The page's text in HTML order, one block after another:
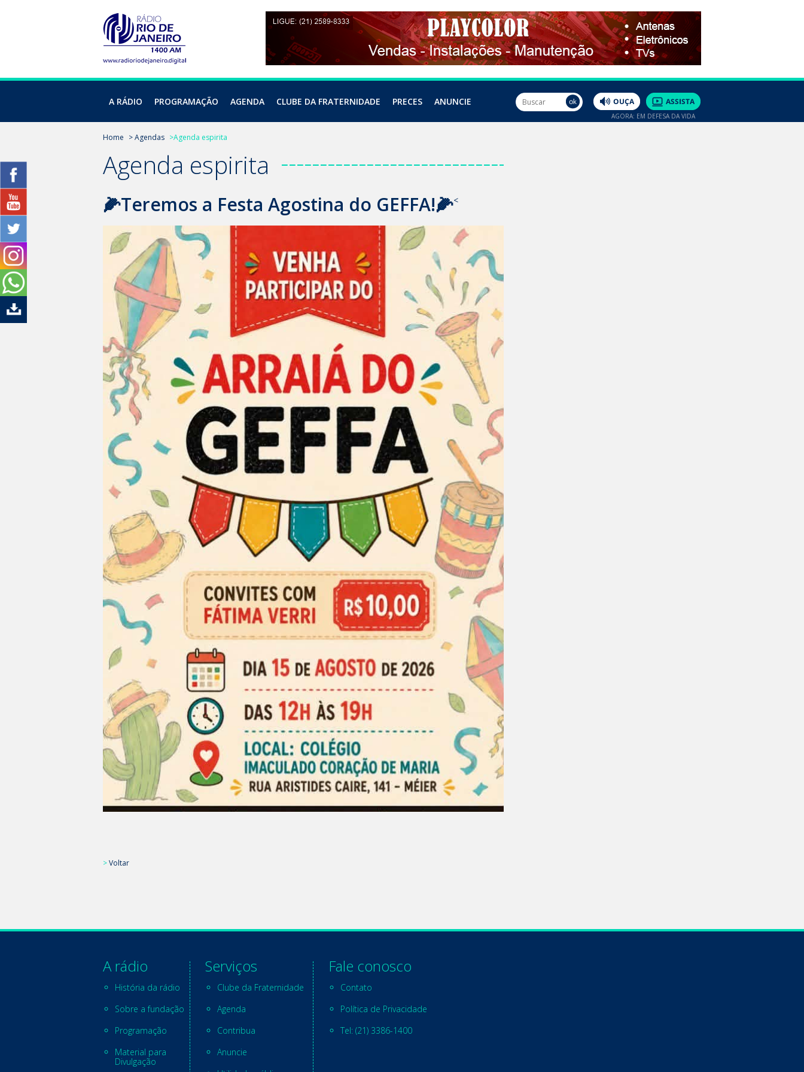
A RÁDIO PROGRAMAÇÃO AGENDA CLUBE DA FRATERNIDADE PRECES ANUNCIE
AGORA: EM DEFESA DA VIDA
Home > Agendas >Agenda espirita
Agenda espirita
🌽Teremos a Festa Agostina do GEFFA!🌽<
>Voltar
A rádio
História da rádio
Sobre a fundação
Programação
Material para
Divulgação
Serviços
Clube da Fraternidade
Agenda
Contribua
Anuncie
Fale conosco
Contato
Política de Privacidade
Tel: (21) 3386-1400